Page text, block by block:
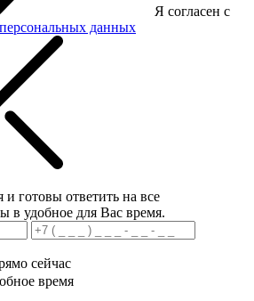
Я согласен с
данных
готовы ответить на все
в удобное для Вас время.
сейчас
время